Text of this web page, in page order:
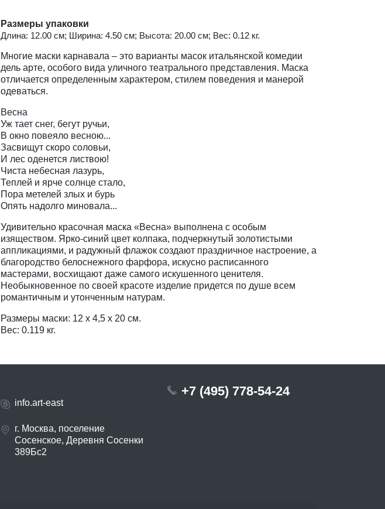
Размеры упаковки
Длина: 12.00 см; Ширина: 4.50 см; Высота: 20.00 см; Вес: 0.12 кг.
Многие маски карнавала – это варианты масок итальянской комедии
дель арте, особого вида уличного театрального представления. Маска
отличается определенным характером, стилем поведения и манерой
одеваться.
Весна
Уж тает снег, бегут ручьи,
В окно повеяло весною...
Засвищут скоро соловьи,
И лес оденется листвою!
Чиста небесная лазурь,
Теплей и ярче солнце стало,
Пора метелей злых и бурь
Опять надолго миновала...
Удивительно красочная маска «Весна» выполнена с особым
изяществом. Ярко-синий цвет колпака, подчеркнутый золотистыми
аппликациями, и радужный флажок создают праздничное настроение, а
благородство белоснежного фарфора, искусно расписанного
мастерами, восхищают даже самого искушенного ценителя.
Необыкновенное по своей красоте изделие придется по душе всем
романтичным и утонченным натурам.
Размеры маски: 12 х 4,5 х 20 см.
Вес: 0.119 кг.
info.art-east
г. Москва, поселение
Сосенское, Деревня Сосенки
389Бс2
+7 (495) 778-54-24